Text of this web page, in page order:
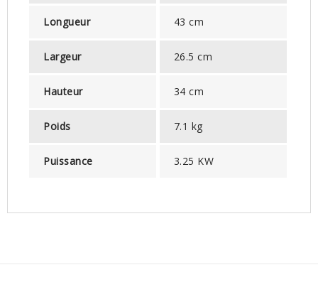
Longueur 43 cm
Largeur 26.5 cm
Hauteur 34 cm
Poids 7.1 kg
Puissance 3.25 KW